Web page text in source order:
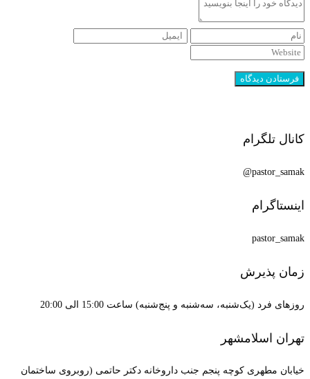
کانال تلگرام
pastor_samak@
اینستاگرام
pastor_samak
زمان پذیرش
روزهای فرد (یک‌شنبه، سه‌شنبه و پنج‌شنبه) ساعت 15:00 الی 20:00
تهران اسلامشهر
خیابان مطهری کوچه پنجم جنب داروخانه دکتر حاتمی (روبروی ساختمان